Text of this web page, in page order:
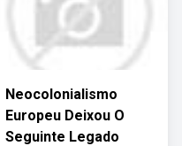
Neocolonialismo
Europeu Deixou O
Seguinte Legado